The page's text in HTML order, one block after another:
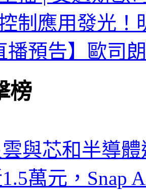
制應用發光！
播預告】歐司
榜
與芯和半導
萬元，Snap